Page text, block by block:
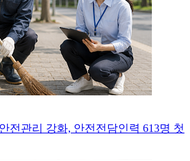
전관리 강화, 안전전담인력 613명 첫